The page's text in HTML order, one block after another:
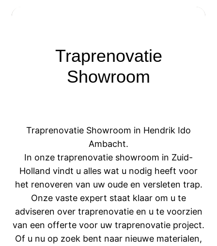
Traprenovatie
Showroom
Traprenovatie Showroom in Hendrik Ido
Ambacht.
In onze traprenovatie showroom in Zuid-
Holland vindt u alles wat u nodig heeft voor
het renoveren van uw oude en versleten trap.
Onze vaste expert staat klaar om u te
adviseren over traprenovatie en u te voorzien
van een offerte voor uw traprenovatie project.
Of u nu op zoek bent naar nieuwe materialen,